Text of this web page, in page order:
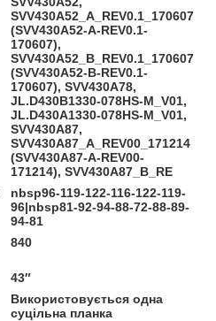
SVV430A52_A_REV0.1_170607
(SVV430A52-A-REV0.1-
170607),
SVV430A52_B_REV0.1_170607
(SVV430A52-B-REV0.1-
170607), SVV430A78,
JL.D430B1330-078HS-M_V01,
JL.D430A1330-078HS-M_V01,
SVV430A87,
SVV430A87_A_REV00_171214
(SVV430A87-A-REV00-
171214), SVV430A87_B_RE
nbsp96-119-122-116-122-119-
96|nbsp81-92-94-88-72-88-89-
94-81
840
43″
Використовується одна
суцільна планка